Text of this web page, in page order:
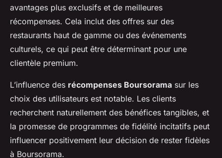
avantages plus exclusifs et de meilleures
récompenses. Cela inclut des offres sur des
restaurants haut de gamme ou des événements
culturels, ce qui peut être déterminant pour une
clientèle premium.
L’influence des récompenses Boursorama sur les
choix des utilisateurs est notable. Les clients
recherchent naturellement des bénéfices tangibles, et
la promesse de programmes de fidélité incitatifs peut
influencer positivement leur décision de rester fidèles
à Boursorama.